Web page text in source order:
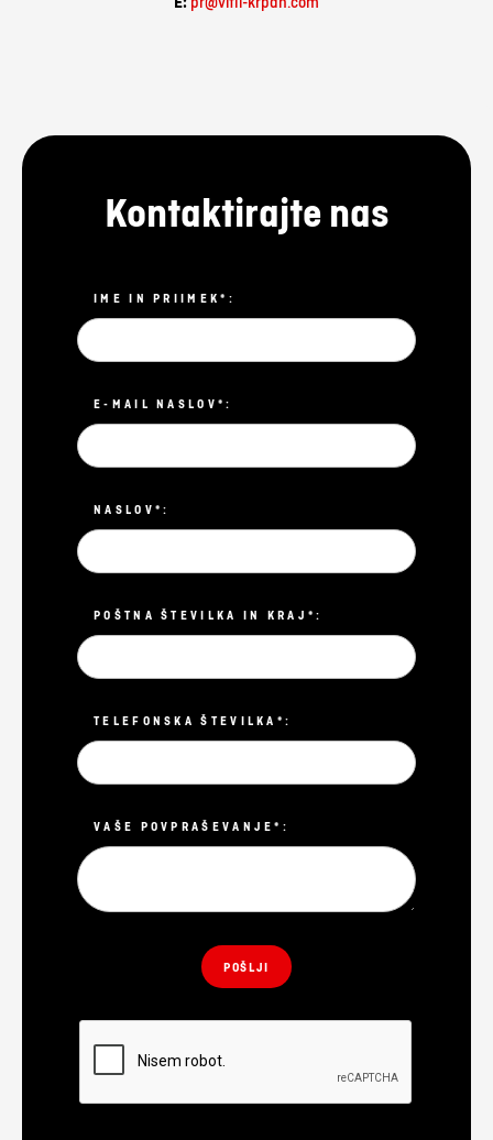
Kontaktirajte nas
IME IN PRIIMEK*:
E-MAIL NASLOV*:
NASLOV*:
POŠTNA ŠTEVILKA IN KRAJ*:
TELEFONSKA ŠTEVILKA*:
VAŠE POVPRAŠEVANJE*: